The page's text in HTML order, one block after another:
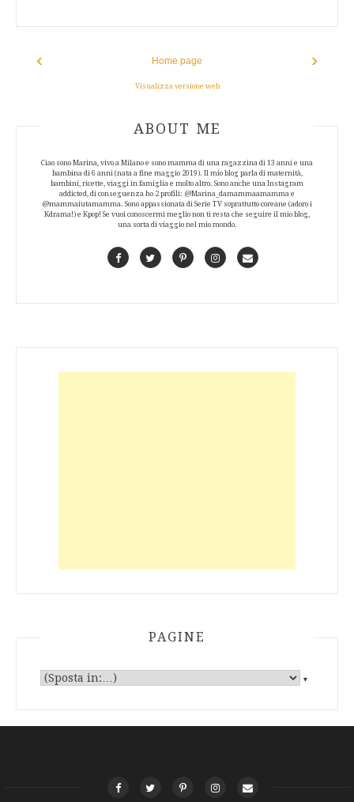
‹ ›
Home page
Visualizza versione web
ABOUT AUTHOR
ABOUT ME
Ciao sono Marina, vivo a Milano e sono mamma di una ragazzina di 13 anni e una
bambina di 6 anni (nata a fine maggio 2019). Il mio blog parla di maternità,
bambini, ricette, viaggi in famiglia e molto altro. Sono anche una Instagram
addicted, di conseguenza ho 2 profili: @Marina_damammaamamma e
@mammaiutamamma. Sono appassionata di Serie TV soprattutto coreane (adoro i
Kdrama!) e Kpop! Se vuoi conoscermi meglio non ti resta che seguire il mio blog,
una sorta di viaggio nel mio mondo.
FacebookTwitterPinterestInstagramContact
PAGINE
▼